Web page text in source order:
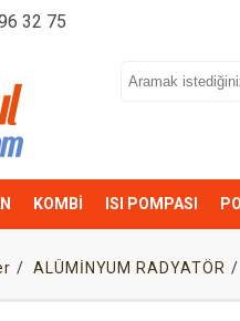
32 75
KOMBİ ISI POMPASI
ALÜMİNYUM RADYATÖR